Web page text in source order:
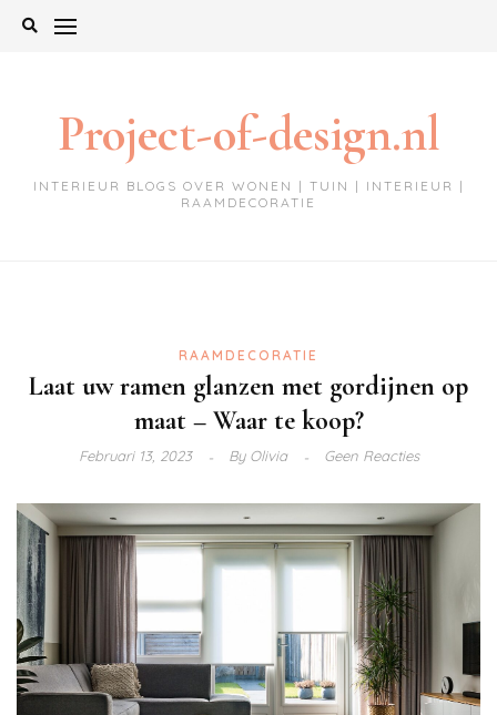
Project-of-design.nl
INTERIEUR BLOGS OVER WONEN | TUIN | INTERIEUR |
RAAMDECORATIE
RAAMDECORATIE
Laat uw ramen glanzen met gordijnen op
maat – Waar te koop?
Februari 13, 2023 ByOlivia Geen Reacties